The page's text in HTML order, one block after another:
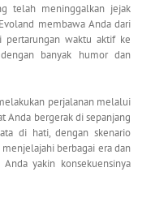
telah meninggalkan jejak
membawa Anda dari
waktu aktif ke
banyak humor dan
perjalanan melalui
Anda bergerak di sepanjang
di hati, dengan skenario
berbagai era dan
yakin konsekuensinya